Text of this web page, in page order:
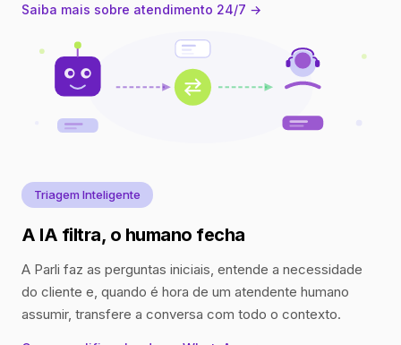
Saiba mais sobre atendimento 24/7 →
Triagem Inteligente
A IA filtra, o humano fecha
A Parli faz as perguntas iniciais, entende a necessidade
do cliente e, quando é hora de um atendente humano
assumir, transfere a conversa com todo o contexto.